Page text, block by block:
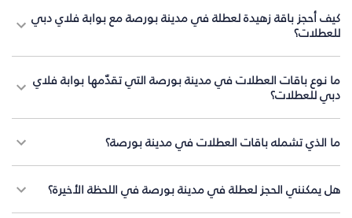
كيف أحجز باقة زهيدة لعطلة في مدينة بورصة مع بوابة فلاي دبي
للعطلات؟
ما نوع باقات العطلات في مدينة بورصة التي تقدّمها بوابة فلاي
دبي للعطلات؟
ما الذي تشمله باقات العطلات في مدينة بورصة؟
هل يمكنني الحجز لعطلة في مدينة بورصة في اللحظة الأخيرة؟